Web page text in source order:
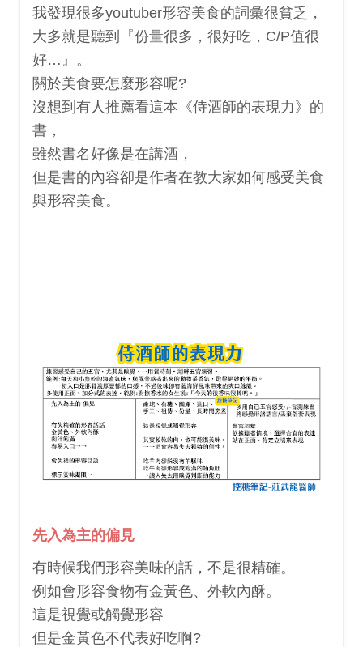
我發現很多youtuber形容美食的詞彙很貧乏，
大多就是聽到『份量很多，很好吃，C/P值很
好…』。
關於美食要怎麼形容呢?
沒想到有人推薦看這本《侍酒師的表現力》的
書，
雖然書名好像是在講酒，
但是書的內容卻是作者在教大家如何感受美食
與形容美食。
先入為主的偏見
有時候我們形容美味的話，不是很精確。
例如會形容食物有金黃色、外軟內酥。
這是視覺或觸覺形容
但是金黃色不代表好吃啊?